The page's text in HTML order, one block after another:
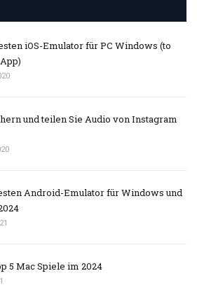
iOS-Emulator für PC Windows (to
und teilen Sie Audio von Instagram
Android-Emulator für Windows und
5 Mac Spiele im 2024